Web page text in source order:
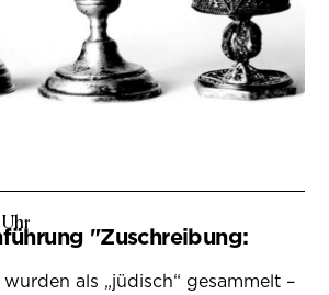
"Zuschreibung:
als „jüdisch“ gesammelt –